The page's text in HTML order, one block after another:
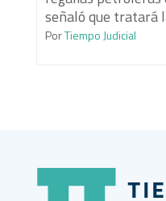
señaló que tratará
PorTiempo Judicial